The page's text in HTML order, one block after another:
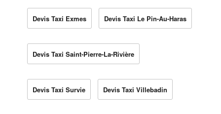
Devis Taxi Exmes Devis Taxi Le Pin-Au-Haras
Devis Taxi Saint-Pierre-La-Rivière
Devis Taxi Survie Devis Taxi Villebadin